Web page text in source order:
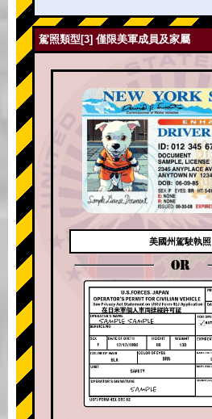
駕照類型[3] 僅限美軍成員及家屬
美國州駕駛執照
OR